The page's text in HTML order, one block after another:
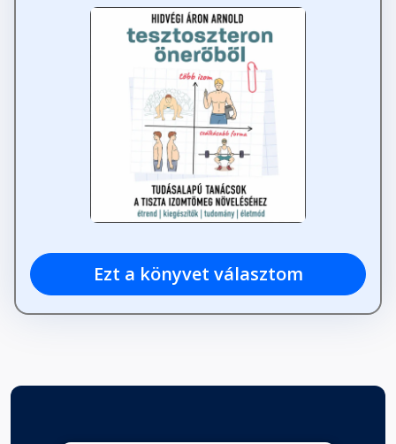
Ezt a könyvet választom